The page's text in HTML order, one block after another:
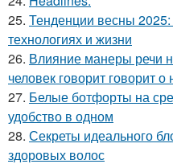
25. Тенденции весны
технологиях и жизни
26. Влияние манеры речи
человек говорит говорит о
27. Белые ботфорты на
удобство в одном
28. Секреты идеального
здоровых волос